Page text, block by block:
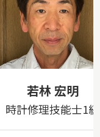
若林 宏明
時計修理技能士1級